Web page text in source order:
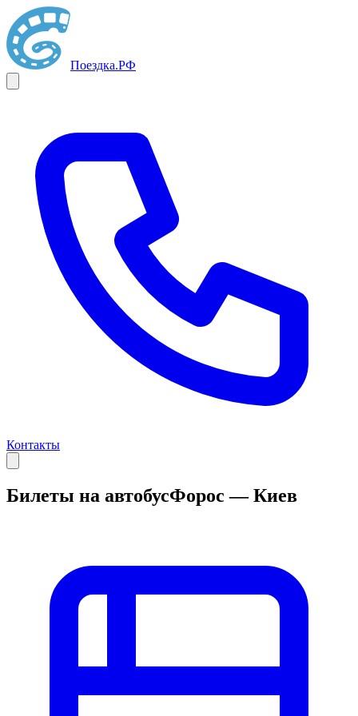
Поездка.РФ
Контакты
Билеты на автобусФорос — Киев